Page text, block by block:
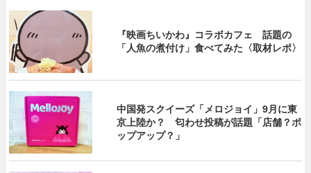
『映画ちいかわ』コラボカフェ 話題の
「人魚の煮付け」食べてみた〈取材レポ〉
中国発スクイーズ「メロジョイ」9月に東
京上陸か？ 匂わせ投稿が話題「店舗？ポ
ップアップ？」